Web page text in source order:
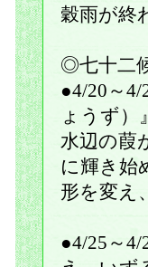
穀雨が終
◎七十二
●4/20～
ょうず
水辺の葭
に輝き始
形を変え
●4/25～